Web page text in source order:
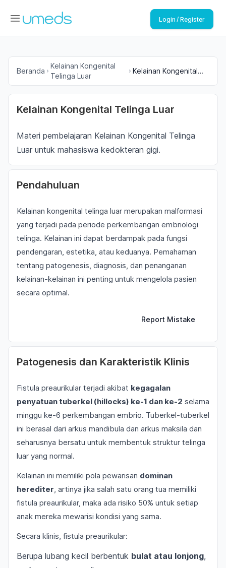
Login / Register
Beranda
Kelainan Kongenital
Telinga Luar
Kelainan Kongenital
Kelainan Kongenital Telinga Luar
Materi pembelajaran Kelainan Kongenital Telinga
Luar untuk mahasiswa kedokteran gigi.
Pendahuluan
Kelainan kongenital telinga luar merupakan malformasi
yang terjadi pada periode perkembangan embriologi
telinga. Kelainan ini dapat berdampak pada fungsi
pendengaran, estetika, atau keduanya. Pemahaman
tentang patogenesis, diagnosis, dan penanganan
kelainan-kelainan ini penting untuk mengelola pasien
secara optimal.
Report Mistake
Patogenesis dan Karakteristik Klinis
Fistula preaurikular terjadi akibat kegagalan
penyatuan tuberkel (hillocks) ke-1 dan ke-2 selama
minggu ke-6 perkembangan embrio. Tuberkel-tuberkel
ini berasal dari arkus mandibula dan arkus maksila dan
seharusnya bersatu untuk membentuk struktur telinga
luar yang normal.
Kelainan ini memiliki pola pewarisan dominan
herediter, artinya jika salah satu orang tua memiliki
fistula preaurikular, maka ada risiko 50% untuk setiap
anak mereka mewarisi kondisi yang sama.
Secara klinis, fistula preaurikular:
Berupa lubang kecil berbentuk bulat atau lonjong,